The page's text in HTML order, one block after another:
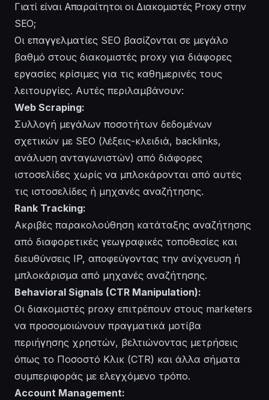
Γιατί είναι Απαραίτητοι οι Διακομιστές Proxy στην
SEO;
Οι επαγγελματίες SEO βασίζονται σε μεγάλο
βαθμό στους διακομιστές proxy για διάφορες
εργασίες κρίσιμες για τις καθημερινές τους
λειτουργίες. Αυτές περιλαμβάνουν:
Web Scraping:
Συλλογή μεγάλων ποσοτήτων δεδομένων
σχετικών με SEO (λέξεις-κλειδιά, backlinks,
ανάλυση ανταγωνιστών) από διάφορες
ιστοσελίδες χωρίς να μπλοκάρονται από αυτές
τις ιστοσελίδες ή μηχανές αναζήτησης.
Rank Tracking:
Ακριβές παρακολούθηση κατάταξης αναζήτησης
από διαφορετικές γεωγραφικές τοποθεσίες και
διευθύνσεις IP, αποφεύγοντας την ανίχνευση ή
μπλοκάρισμα από μηχανές αναζήτησης.
Behavioral Signals (CTR Manipulation):
Οι διακομιστές proxy επιτρέπουν στους marketers
να προσομοιώνουν πραγματικά μοτίβα
περιήγησης χρηστών, βελτιώνοντας μετρήσεις
όπως το Ποσοστό Κλικ (CTR) και άλλα σήματα
συμπεριφοράς με ελεγχόμενο τρόπο.
Account Management: